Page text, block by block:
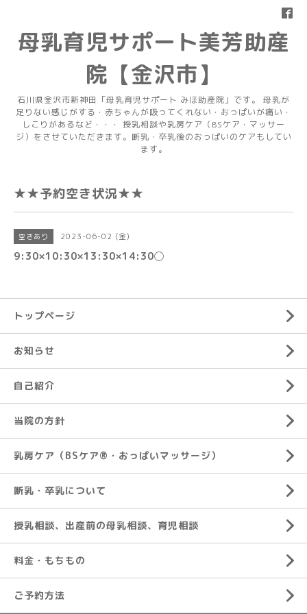
母乳育児サポート美芳助産
院【金沢市】
石川県金沢市新神田「母乳育児サポート みほ助産院」です。 母乳が
足りない感じがする・赤ちゃんが吸ってくれない・おっぱいが痛い・
しこりがあるなど・・・ 授乳相談や乳房ケア（BSケア・マッサー
ジ）をさせていただきます。断乳・卒乳後のおっぱいのケアもしてい
ます。
★★予約空き状況★★
空きあり 2023-06-02 (金)
9:30×10:30×13:30×14:30◯
トップページ
お知らせ
自己紹介
当院の方針
乳房ケア（BSケア®︎・おっぱいマッサージ）
断乳・卒乳について
授乳相談、出産前の母乳相談、育児相談
料金・もちもの
ご予約方法